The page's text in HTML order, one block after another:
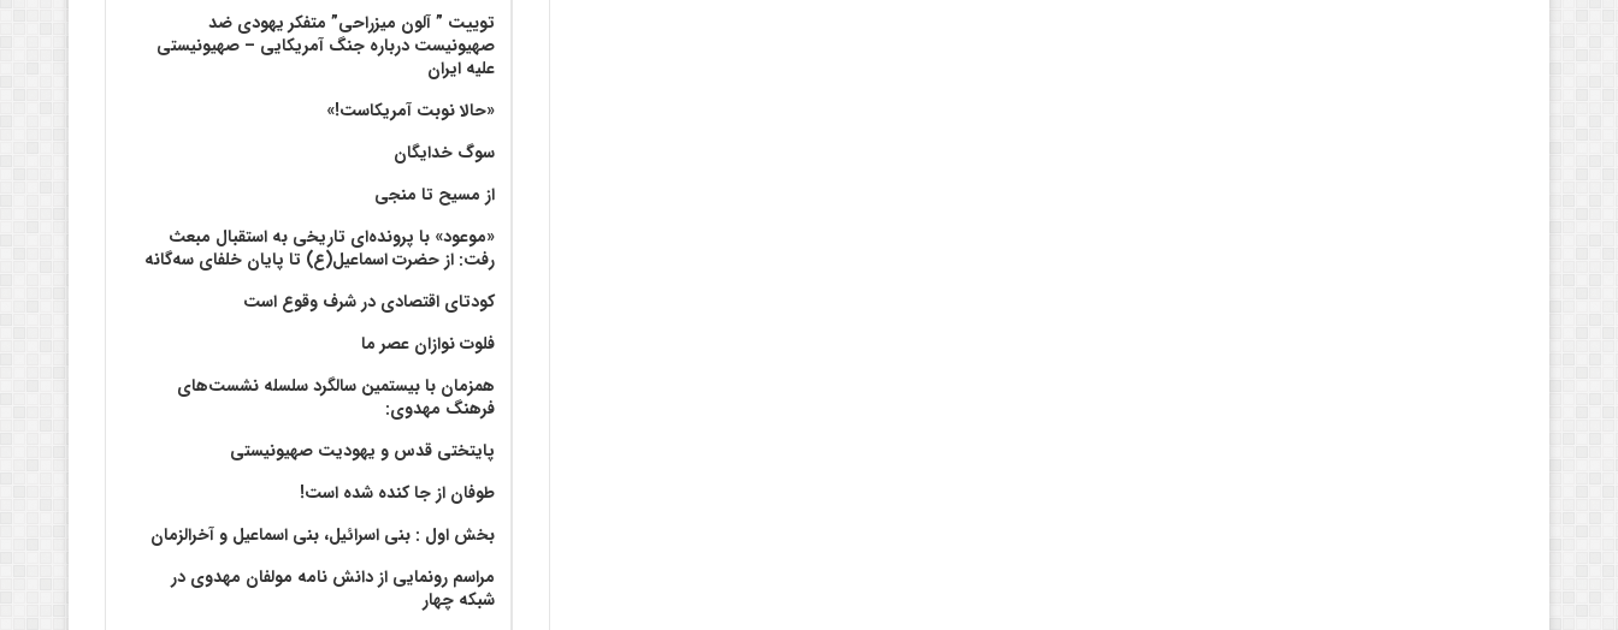
توییت ” آلون میزراحی” متفکر یهودی ضد
صهیونیست درباره جنگ آمریکایی – صهیونیستی
علیه ایران
«حالا نوبت آمریکاست!»
سوگ خدایگان
از مسیح تا منجی
«موعود» با پرونده‌ای تاریخی به استقبال مبعث
رفت: از حضرت اسماعیل(ع) تا پایان خلفای سه‌گانه
کودتای اقتصادی در شرف وقوع است
فلوت نوازان عصر ما
همزمان با بیستمین سالگرد سلسله نشست‌های
فرهنگ مهدوی:‌
پایتختی قدس و یهودیت صهیونیستی
طوفان از جا کنده شده است!
بخش اول : بنی اسرائیل، بنی اسماعیل و آخرالزمان
مراسم رونمایی از دانش نامه مولفان مهدوی در
شبکه چهار